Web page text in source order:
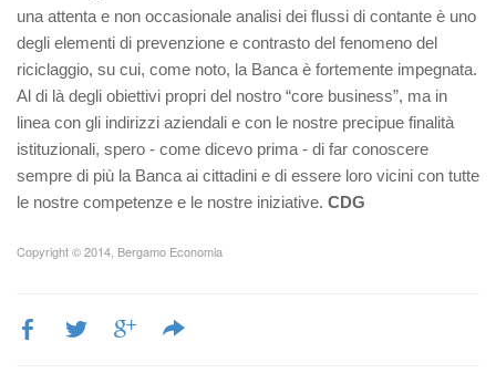
una attenta e non occasionale analisi dei flussi di contante è uno
degli elementi di prevenzione e contrasto del fenomeno del
riciclaggio, su cui, come noto, la Banca è fortemente impegnata.
Al di là degli obiettivi propri del nostro “core business”, ma in
linea con gli indirizzi aziendali e con le nostre precipue finalità
istituzionali, spero - come dicevo prima - di far conoscere
sempre di più la Banca ai cittadini e di essere loro vicini con tutte
le nostre competenze e le nostre iniziative. CDG
Copyright © 2014, Bergamo Economia